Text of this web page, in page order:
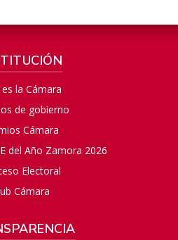
la Cámara
de gobierno
Cámara
del Año Zamora 2026
Electoral
Cámara